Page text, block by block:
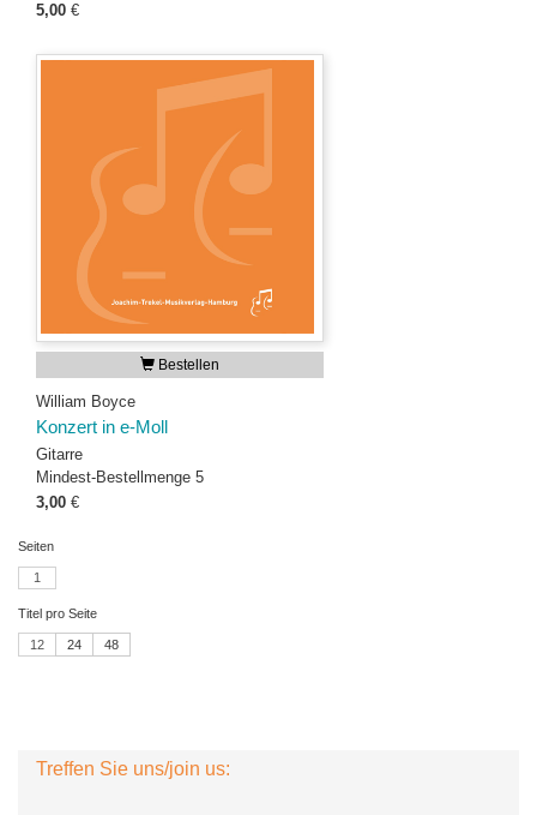
5,00 €
Bestellen
William Boyce
Konzert in e-Moll
Gitarre
Mindest-Bestellmenge 5
3,00 €
Seiten
1
Titel pro Seite
12 24 48
Treffen Sie uns/join us: